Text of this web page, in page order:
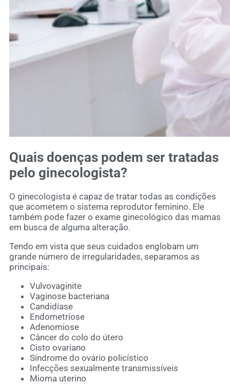
Quais doenças podem ser tratadas
pelo ginecologista?
O ginecologista é capaz de tratar todas as condições
que acometem o sistema reprodutor feminino. Ele
também pode fazer o exame ginecológico das mamas
em busca de alguma alteração.
Tendo em vista que seus cuidados englobam um
grande número de irregularidades, separamos as
principais:
Vulvovaginite
Vaginose bacteriana
Candidíase
Endometriose
Adenomiose
Câncer do colo do útero
Cisto ovariano
Síndrome do ovário policístico
Infecções sexualmente transmissíveis
Mioma uterino